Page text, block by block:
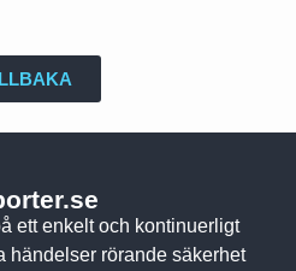
ett enkelt och kontinuerligt
händelser rörande säkerhet